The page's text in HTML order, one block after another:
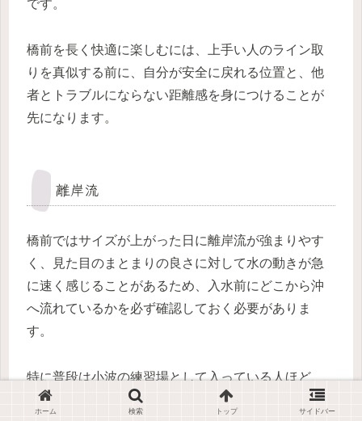
です。
橋前を長く快適に楽しむには、上手い人のライン取
りを真似する前に、自分が安全に戻れる位置と、他
者とトラブルにならない距離感を身につけることが
先になります。
離岸流
橋前ではサイズが上がった日に離岸流が強まりやす
く、見た目のまとまりの良さに対して水の動きが急
に速く感じることがあるため、入水前にどこから沖
へ流れているかを必ず確認しておく必要がありま
す。
特に普段は小波の練習場として入っている人ほど、
サイズアップ時に同じ感覚でパドルしてしまいやす
ホーム 検索 トップ サイドバー